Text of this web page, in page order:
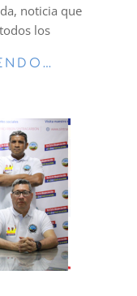
noticia que
los